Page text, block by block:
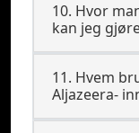
10. Hvor
kan jeg
11. Hvem
Aljazeera-